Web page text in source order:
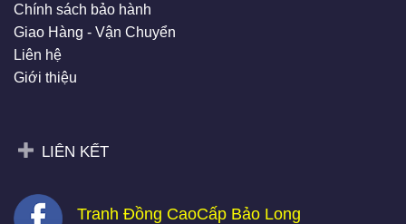
Chính sách bảo hành
Giao Hàng - Vận Chuyển
Liên hệ
Giới thiệu
LIÊN KẾT
Tranh Đồng CaoCấp Bảo Long